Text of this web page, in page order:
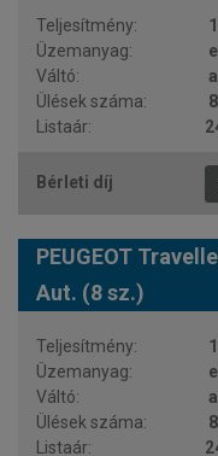
PEUGEOT
Aut. (8 sz.)